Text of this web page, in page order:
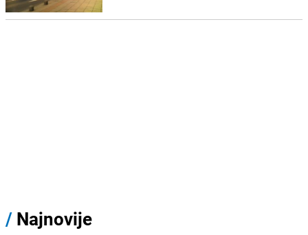
/ Najnovije